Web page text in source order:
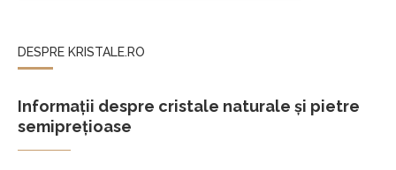
DESPRE KRISTALE.RO
Informații despre cristale naturale și pietre
semiprețioase